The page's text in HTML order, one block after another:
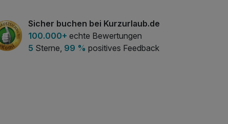
Sicher buchen bei Kurzurlaub.de
100.000+ echte Bewertungen
5 Sterne, 99 % positives Feedback